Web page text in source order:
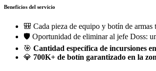
Beneficios del servicio
🎒 Cada pieza de equipo y botín de
🛡️ Oportunidad de eliminar al jefe Doss:
🎯 Cantidad específica de incursiones
💎 700K+ de botín garantizado en la